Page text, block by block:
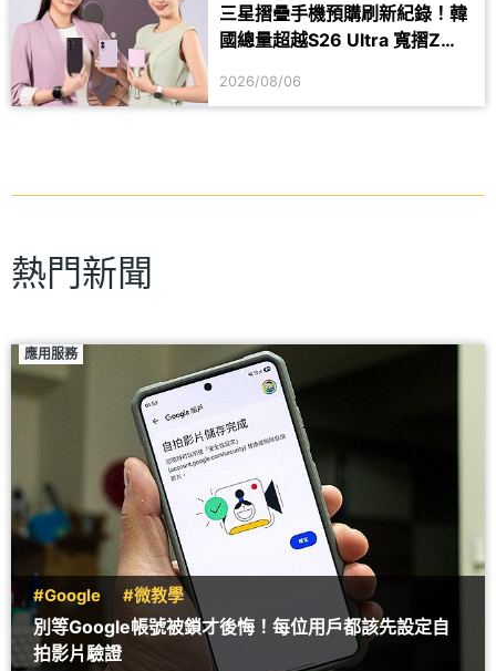
#Flip8
三星摺疊手機預購刷新紀錄！韓
國總量超越S26 Ultra 寬摺Z
2026/08/06
熱門新聞
應用服務
#Google #微教學
別等Google帳號被鎖才後悔！每位用戶都該先設定自
拍影片驗證